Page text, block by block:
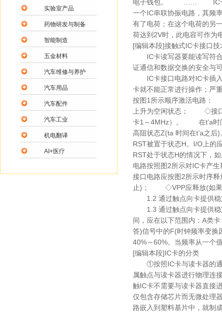
电子钱包。 …… IC卡原理
一个IC串联协振电路，其频
有了电荷；在这个电荷的另
荷达到2V时，此电容可作为
[编辑本段]接触式IC卡接口技
IC卡读写器要能读写符合
证通信和数据交换的安全
IC卡接口电路对IC卡插入
卡就不能正常进行操作；
按图1所示顺序激活电路
上升为空闲状态； ◇接口
卡1～4MHz）。 在t’a时间
高阻状态Z(ta 时间在t’a之后
RST被置于状态H。I/O上
RST处于状态H的情况下，
电路按照图2所示对IC卡
接口电路应按图2所示时
止)； ◇VPP应释放(如
1.2 通过触点向卡提供稳
1.3 通过触点向卡提供稳
间，应在以下范围内：A类
答)信号中的F(时钟频率变
40%～60%。当频率从一个
[编辑本段]IC卡的分类
①按照IC卡与读卡器的通
属触点与读卡器进行物理连
触IC卡不需要与读卡器直
仅包含存储芯片而无微处理
路嵌入到塑料基片中，就制
实验室产品
药物研发与制备
智能制造
五金材料
汽车维修与养护
汽车用品
汽车配件
汽车工业
机电翻译
AI+医疗